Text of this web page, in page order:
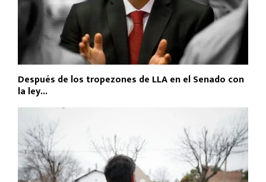
Después de los tropezones de LLA en el Senado con
la ley...